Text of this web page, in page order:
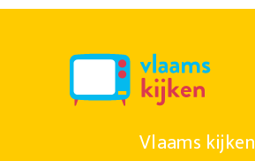
Vlaams kijken